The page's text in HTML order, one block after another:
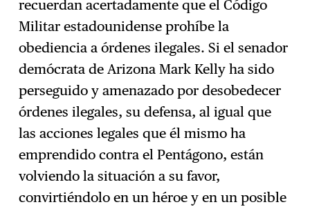
recuerdan acertadamente que el Código
Militar estadounidense prohíbe la
obediencia a órdenes ilegales. Si el senador
demócrata de Arizona Mark Kelly ha sido
perseguido y amenazado por desobedecer
órdenes ilegales, su defensa, al igual que
las acciones legales que él mismo ha
emprendido contra el Pentágono, están
volviendo la situación a su favor,
convirtiéndolo en un héroe y en un posible